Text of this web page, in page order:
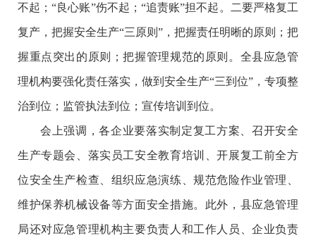
不起；“良心账”伤不起；“追责账”担不起。二要严格复工
复产，把握安全生产“三原则”，把握责任明晰的原则；把
握重点突出的原则；把握管理规范的原则。全县应急管
理机构要强化责任落实，做到安全生产“三到位”，专项整
治到位；监管执法到位；宣传培训到位。
会上强调，各企业要落实制定复工方案、召开安全
生产专题会、落实员工安全教育培训、开展复工前全方
位安全生产检查、组织应急演练、规范危险作业管理、
维护保养机械设备等方面安全措施。此外，县应急管理
局还对应急管理机构主要负责人和工作人员、企业负责